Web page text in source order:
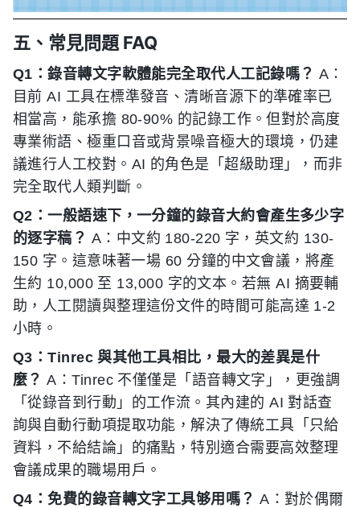
五、常見問題 FAQ
Q1：錄音轉文字軟體能完全取代人工記錄嗎？ A：
目前 AI 工具在標準發音、清晰音源下的準確率已
相當高，能承擔 80-90% 的記錄工作。但對於高度
專業術語、極重口音或背景噪音極大的環境，仍建
議進行人工校對。AI 的角色是「超級助理」，而非
完全取代人類判斷。
Q2：一般語速下，一分鐘的錄音大約會產生多少字
的逐字稿？ A：中文約 180-220 字，英文約 130-
150 字。這意味著一場 60 分鐘的中文會議，將產
生約 10,000 至 13,000 字的文本。若無 AI 摘要輔
助，人工閱讀與整理這份文件的時間可能高達 1-2
小時。
Q3：Tinrec 與其他工具相比，最大的差異是什
麼？ A：Tinrec 不僅僅是「語音轉文字」，更強調
「從錄音到行動」的工作流。其內建的 AI 對話查
詢與自動行動項提取功能，解決了傳統工具「只給
資料，不給結論」的痛點，特別適合需要高效整理
會議成果的職場用戶。
Q4：免費的錄音轉文字工具够用嗎？ A：對於偶爾